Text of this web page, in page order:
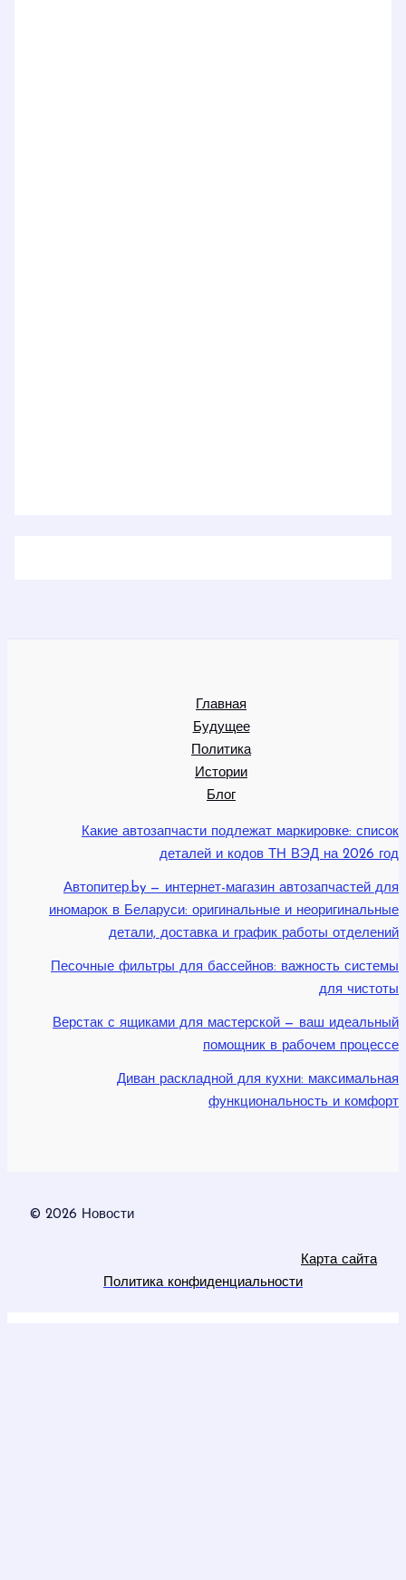
Главная
Будущее
Политика
Истории
Блог
Какие автозапчасти подлежат маркировке: список
деталей и кодов ТН ВЭД на 2026 год
Автопитер.by — интернет-магазин автозапчастей для
иномарок в Беларуси: оригинальные и неоригинальные
детали, доставка и график работы отделений
Песочные фильтры для бассейнов: важность системы
для чистоты
Верстак с ящиками для мастерской — ваш идеальный
помощник в рабочем процессе
Диван раскладной для кухни: максимальная
функциональность и комфорт
© 2026 Новости
Карта сайта
Политика конфиденциальности